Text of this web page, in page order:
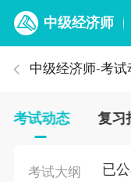
中级经济师
中级经济师-考试
考试动态 复习
考试大纲 已